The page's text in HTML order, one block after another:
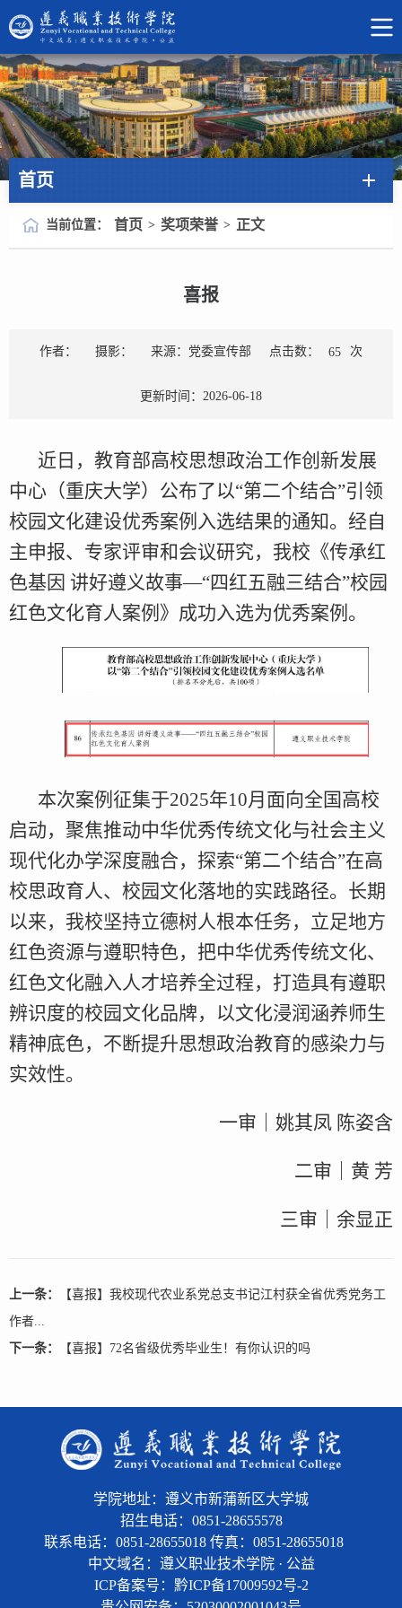
首页
当前位置： 首页 > 奖项荣誉 > 正文
喜报
作者： 摄影： 来源：党委宣传部 点击数： 65 次
更新时间：2026-06-18
近日，教育部高校思想政治工作创新发展
中心（重庆大学）公布了以“第二个结合”引领
校园文化建设优秀案例入选结果的通知。经自
主申报、专家评审和会议研究，我校《传承红
色基因 讲好遵义故事—“四红五融三结合”校园
红色文化育人案例》成功入选为优秀案例。
本次案例征集于2025年10月面向全国高校
启动，聚焦推动中华优秀传统文化与社会主义
现代化办学深度融合，探索“第二个结合”在高
校思政育人、校园文化落地的实践路径。长期
以来，我校坚持立德树人根本任务，立足地方
红色资源与遵职特色，把中华优秀传统文化、
红色文化融入人才培养全过程，打造具有遵职
辨识度的校园文化品牌，以文化浸润涵养师生
精神底色，不断提升思想政治教育的感染力与
实效性。
一审｜姚其凤 陈姿含
二审｜黄 芳
三审｜余显正
上一条：
【喜报】我校现代农业系党总支书记江村获全省优秀党务工
作者...
下一条：
【喜报】72名省级优秀毕业生！有你认识的吗
学院地址：遵义市新蒲新区大学城
招生电话：0851-28655578
联系电话：0851-28655018 传真：0851-28655018
中文域名：遵义职业技术学院 · 公益
ICP备案号：黔ICP备17009592号-2